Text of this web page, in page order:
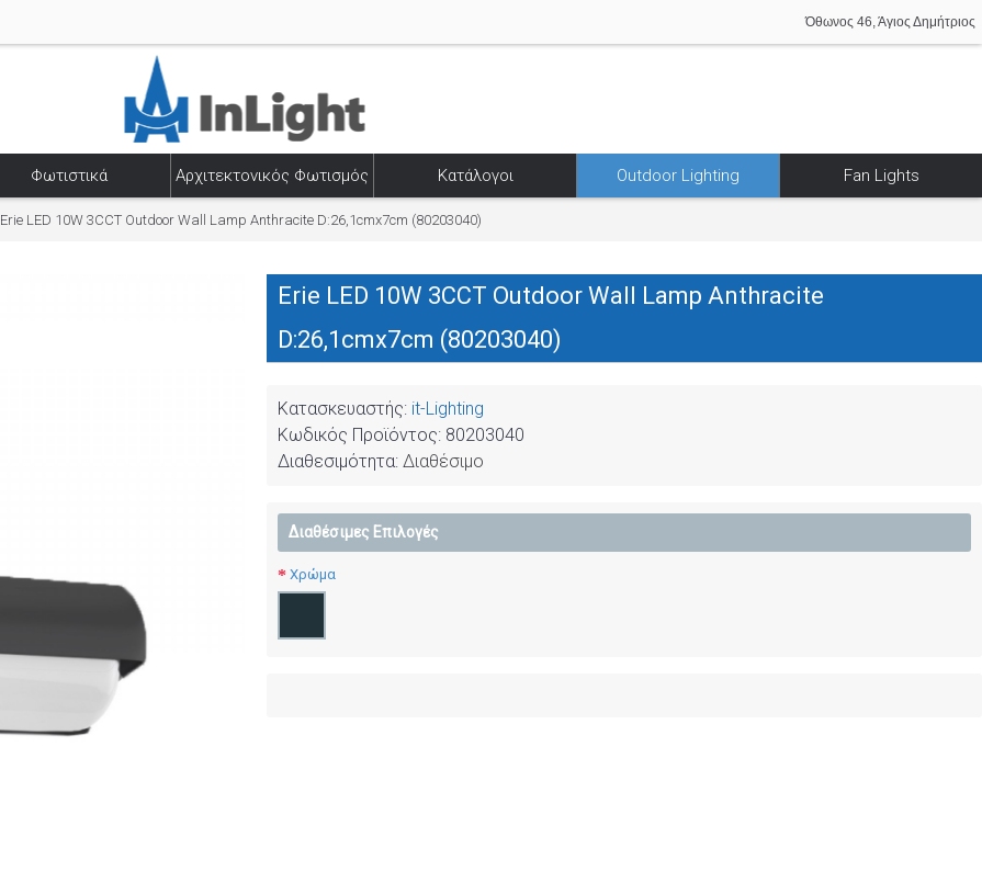
Όθωνος 46, Άγιος Δημήτριος
Φωτιστικά Αρχιτεκτονικός Φωτισμός Κατάλογοι Outdoor Lighting Fan Lights
Erie LED 10W 3CCT Outdoor Wall Lamp Anthracite D:26,1cmx7cm (80203040)
Erie LED 10W 3CCT Outdoor Wall Lamp Anthracite
D:26,1cmx7cm (80203040)
Κατασκευαστής: it-Lighting
Κωδικός Προϊόντος: 80203040
Διαθεσιμότητα: Διαθέσιμο
Διαθέσιμες Επιλογές
Χρώμα